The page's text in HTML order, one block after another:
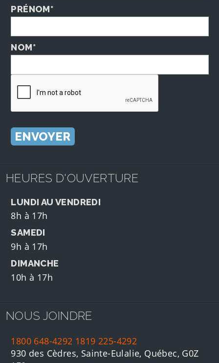
PRÉNOM*
NOM*
HEURES D'OUVERTURE
LUNDI AU VENDREDI
8h à 17h
SAMEDI
9h à 17h
DIMANCHE
10h à 17h
NOUS JOINDRE
1800 648-4292 1819 225-4292
930 des Cèdres, Sainte-Eulalie, Québec, G0Z